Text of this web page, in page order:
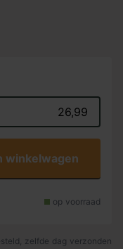
26,99
winkelwagen
op voorraad
zelfde dag verzonden